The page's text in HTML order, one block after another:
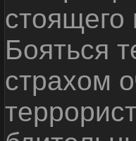
стоящего
Бояться
страхом